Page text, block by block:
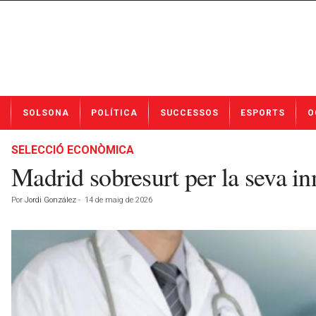
t
SOLSONA POLÍTICA SUCCESSOS ESPORTS
SELECCIÓ ECONÒMICA
Madrid sobresurt per la seva
Por Jordi González - 14 de maig de 2026